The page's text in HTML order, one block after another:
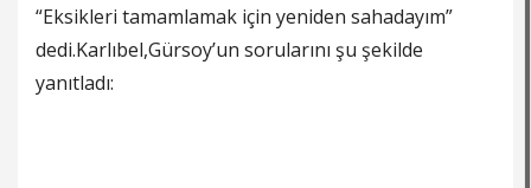
“Eksikleri tamamlamak için yeniden sahadayım”
dedi.Karlıbel,Gürsoy’un sorularını şu şekilde
yanıtladı: